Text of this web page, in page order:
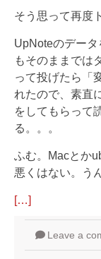
そう思って再度
UpNoteのデー
もそのままでは
って投げたら「
れたので、素直
をしてもらって
る。。。
ふむ。Macとか
悪くはない。う
[…]
Leave a